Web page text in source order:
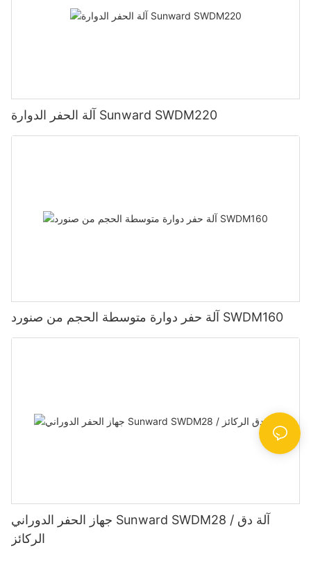
آلة الحفر الدوارة Sunward SWDM220
آلة حفر دوارة متوسطة الحجم من صنورد SWDM160
جهاز الحفر الدوراني Sunward SWDM28 / آلة دق
الركائز